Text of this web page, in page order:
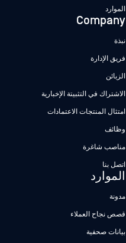
الموارد
Company
نبذة
فريق الإدارة
الزبائن
الاشتراك في التثبيتة الإخبارية
امتثال المنتجات الاعتمادات
وظائف
مناصب شاغرة
اتصل بنا
الموارد
مدونة
قصص نجاح العملاء
بيانات صحفية